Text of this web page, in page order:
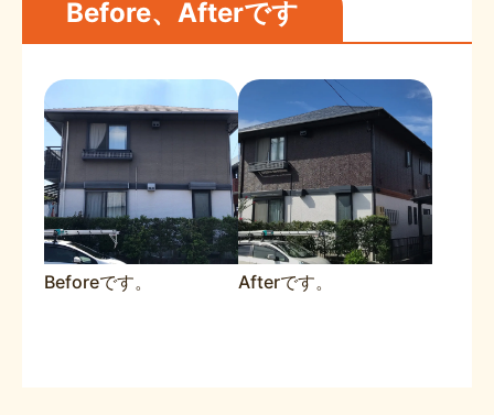
Before、Afterです
Beforeです。 Afterです。